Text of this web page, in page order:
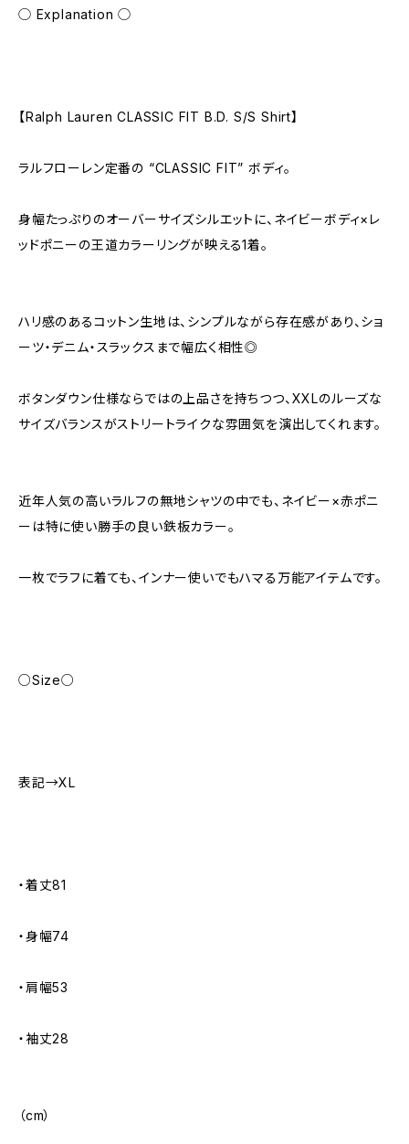
◯ Explanation ◯
【Ralph Lauren CLASSIC FIT B.D. S/S Shirt】
ラルフローレン定番の “CLASSIC FIT” ボディ。
身幅たっぷりのオーバーサイズシルエットに、ネイビーボディ×レ
ッドポニーの王道カラーリングが映える1着。
ハリ感のあるコットン生地は、シンプルながら存在感があり、ショ
ーツ・デニム・スラックスまで幅広く相性◎
ボタンダウン仕様ならではの上品さを持ちつつ、XXLのルーズな
サイズバランスがストリートライクな雰囲気を演出してくれます。
近年人気の高いラルフの無地シャツの中でも、ネイビー×赤ポニ
ーは特に使い勝手の良い鉄板カラー。
一枚でラフに着ても、インナー使いでもハマる万能アイテムです。
○Size○
表記→XL
・着丈81
・身幅74
・肩幅53
・袖丈28
（cm）